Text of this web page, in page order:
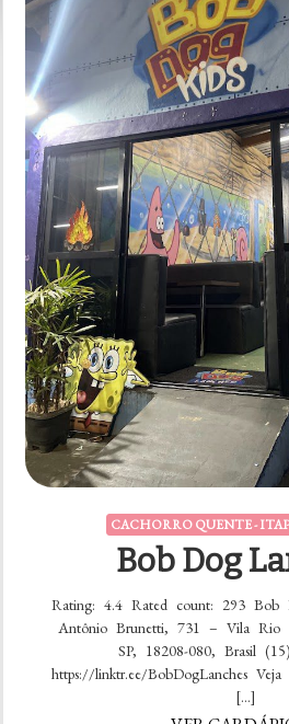
CACHORRO QUENTE -
Bob Dog
Rating: 4.4 Rated count: 293 Bob
Antônio Brunetti, 731 – Vila Rio
SP, 18208-080, Brasil
https://linktr.ee/BobDogLanches
[…]